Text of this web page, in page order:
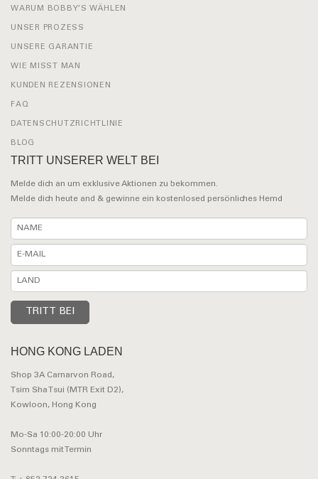
WARUM BOBBY’S WÄHLEN
UNSER PROZESS
UNSERE GARANTIE
WIE MISST MAN
KUNDEN REZENSIONEN
FAQ
DATENSCHUTZRICHTLINIE
BLOG
TRITT UNSERER WELT BEI
Melde dich an um exklusive Aktionen zu bekommen.
Melde dich heute and & gewinne ein kostenlosed persönliches Hemd
HONG KONG LADEN
Shop 3A Carnarvon Road,
Tsim Sha Tsui (MTR Exit D2),
Kowloon, Hong Kong
Mo-Sa 10:00-20:00 Uhr
Sonntags mit Termin